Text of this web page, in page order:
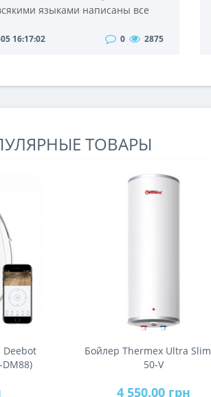
языками написаны все
позже. В виде нарисованных
дает нам
16:17:02 0 2875
ТОВАРЫ
Deebot
Бойлер Thermex Ultra
50-V
4 550.00 грн